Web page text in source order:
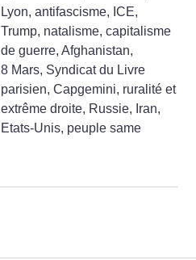
Lyon, antifascisme, ICE,
Trump, natalisme, capitalisme
de guerre, Afghanistan,
8 Mars, Syndicat du Livre
parisien, Capgemini, ruralité et
extrême droite, Russie, Iran,
Etats-Unis, peuple same